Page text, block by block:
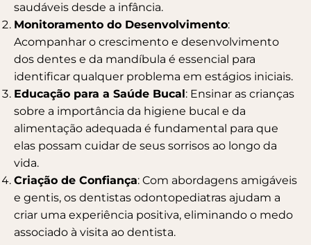
saudáveis desde a infância.
Monitoramento do Desenvolvimento:
Acompanhar o crescimento e desenvolvimento
dos dentes e da mandíbula é essencial para
identificar qualquer problema em estágios iniciais.
Educação para a Saúde Bucal: Ensinar as crianças
sobre a importância da higiene bucal e da
alimentação adequada é fundamental para que
elas possam cuidar de seus sorrisos ao longo da
vida.
Criação de Confiança: Com abordagens amigáveis
e gentis, os dentistas odontopediatras ajudam a
criar uma experiência positiva, eliminando o medo
associado à visita ao dentista.